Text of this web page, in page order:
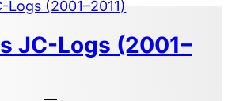
JC-Logs (2001–